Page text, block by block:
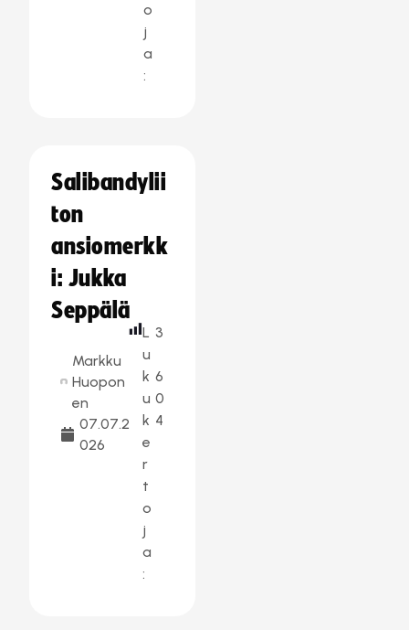
o
j
a
:
Salibandylii
ton
ansiomerkk
i: Jukka
Seppälä
Markku
Huopon
en
07.07.2
026
L
u
k
u
k
e
r
t
o
j
a
:
3
6
0
4